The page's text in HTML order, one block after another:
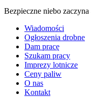
Bezpieczne niebo zaczyna
Wiadomości
Ogłoszenia drobne
Dam pracę
Szukam pracy
Imprezy lotnicze
Ceny paliw
O nas
Kontakt